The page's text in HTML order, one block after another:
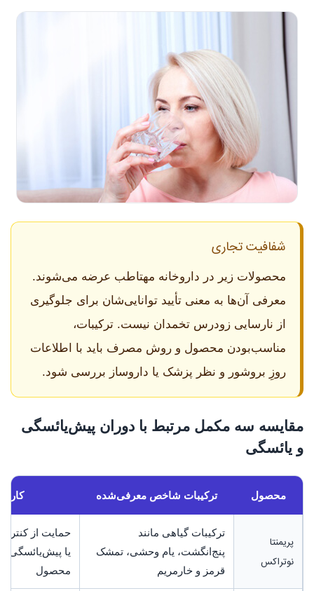
شفافیت تجاری
محصولات زیر در داروخانه مهتاطب عرضه می‌شوند.
معرفی آن‌ها به معنی تأیید توانایی‌شان برای جلوگیری
از نارسایی زودرس تخمدان نیست. ترکیبات،
مناسب‌بودن محصول و روش مصرف باید با اطلاعات
روزِ بروشور و نظر پزشک یا داروساز بررسی شود.
مقایسه سه مکمل مرتبط با دوران پیش‌یائسگی
و یائسگی
محصول ترکیبات شاخص معرفی‌شده
پریمنتا
نوتراکس
ترکیبات گیاهی مانند
پنج‌انگشت، یام وحشی، تمشک
قرمز و خارمریم
حمایت از
یا پیش‌یائسگی
محصول